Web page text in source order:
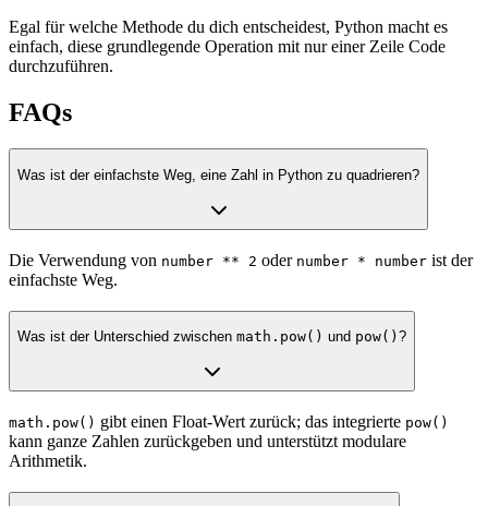
Egal für welche Methode du dich entscheidest, Python macht es
einfach, diese grundlegende Operation mit nur einer Zeile Code
durchzuführen.
FAQs
Was ist der einfachste Weg, eine Zahl in Python zu quadrieren?
Die Verwendung von number ** 2 oder number * number ist der
einfachste Weg.
Was ist der Unterschied zwischen math.pow() und pow() ?
math.pow() gibt einen Float-Wert zurück; das integrierte pow()
kann ganze Zahlen zurückgeben und unterstützt modulare
Arithmetik.